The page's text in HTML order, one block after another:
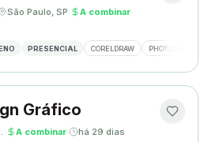
São Paulo, SP· A combinar·
PRESENCIAL CORELDRAW PHOTOSHOP
Gráfico
MG · A combinar· há 29 dias